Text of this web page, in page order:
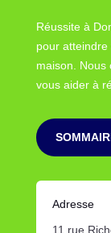
Réussite à
pour
maison. Nous
vous aider à
Adresse
11 rue